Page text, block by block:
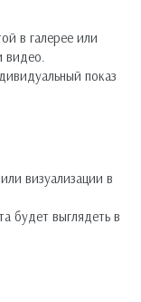
в галерее или
видео.
показ
визуализации в
будет выглядеть в